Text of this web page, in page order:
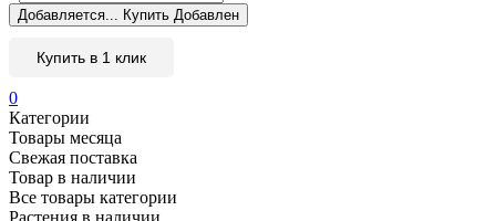
Добавляется... Купить Добавлен
Купить в 1 клик
0
Категории
Товары месяца
Свежая поставка
Товар в наличии
Все товары категории